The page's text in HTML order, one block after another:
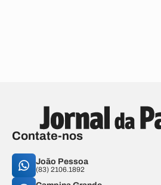
Contate-nos
João Pessoa
(83) 2106.1892